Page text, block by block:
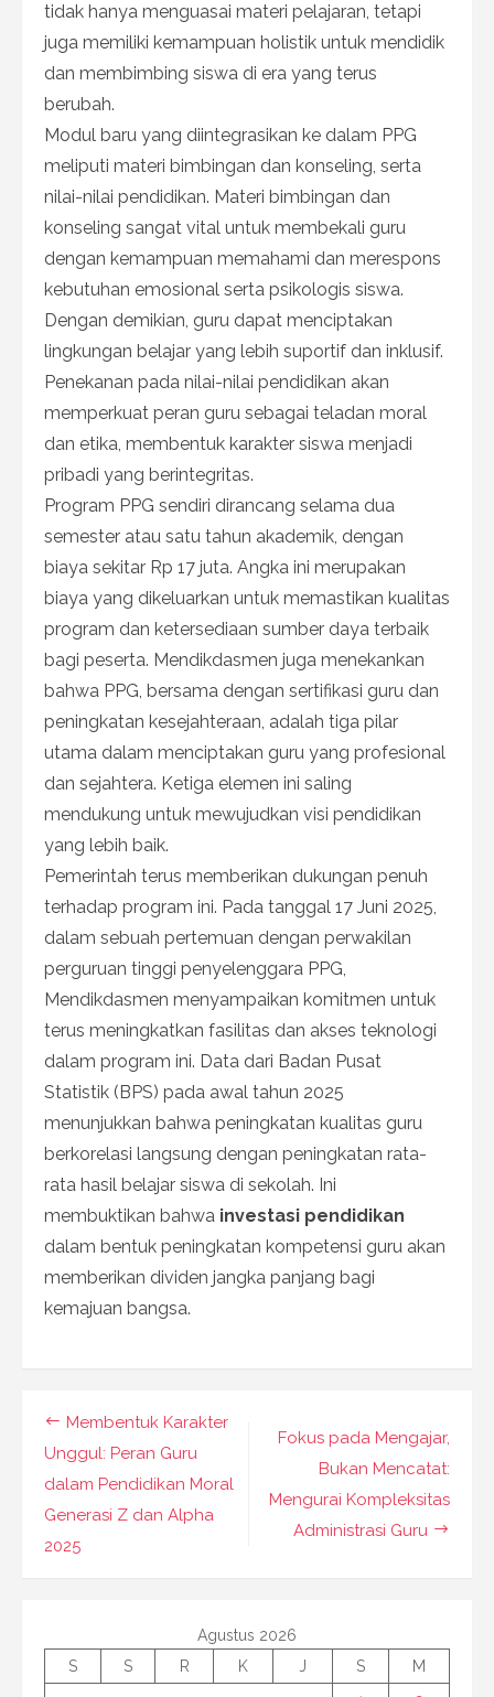
tidak hanya menguasai materi pelajaran, tetapi
juga memiliki kemampuan holistik untuk mendidik
dan membimbing siswa di era yang terus
berubah.
Modul baru yang diintegrasikan ke dalam PPG
meliputi materi bimbingan dan konseling, serta
nilai-nilai pendidikan. Materi bimbingan dan
konseling sangat vital untuk membekali guru
dengan kemampuan memahami dan merespons
kebutuhan emosional serta psikologis siswa.
Dengan demikian, guru dapat menciptakan
lingkungan belajar yang lebih suportif dan inklusif.
Penekanan pada nilai-nilai pendidikan akan
memperkuat peran guru sebagai teladan moral
dan etika, membentuk karakter siswa menjadi
pribadi yang berintegritas.
Program PPG sendiri dirancang selama dua
semester atau satu tahun akademik, dengan
biaya sekitar Rp 17 juta. Angka ini merupakan
biaya yang dikeluarkan untuk memastikan kualitas
program dan ketersediaan sumber daya terbaik
bagi peserta. Mendikdasmen juga menekankan
bahwa PPG, bersama dengan sertifikasi guru dan
peningkatan kesejahteraan, adalah tiga pilar
utama dalam menciptakan guru yang profesional
dan sejahtera. Ketiga elemen ini saling
mendukung untuk mewujudkan visi pendidikan
yang lebih baik.
Pemerintah terus memberikan dukungan penuh
terhadap program ini. Pada tanggal 17 Juni 2025,
dalam sebuah pertemuan dengan perwakilan
perguruan tinggi penyelenggara PPG,
Mendikdasmen menyampaikan komitmen untuk
terus meningkatkan fasilitas dan akses teknologi
dalam program ini. Data dari Badan Pusat
Statistik (BPS) pada awal tahun 2025
menunjukkan bahwa peningkatan kualitas guru
berkorelasi langsung dengan peningkatan rata-
rata hasil belajar siswa di sekolah. Ini
membuktikan bahwa investasi pendidikan
dalam bentuk peningkatan kompetensi guru akan
memberikan dividen jangka panjang bagi
kemajuan bangsa.
Navigasi
pos
Fokus pada Mengajar,
Bukan Mencatat:
Mengurai Kompleksitas
Administrasi Guru
Membentuk Karakter
Unggul: Peran Guru
dalam Pendidikan Moral
Generasi Z dan Alpha
2025
Agustus 2026
S
S R K J S
M